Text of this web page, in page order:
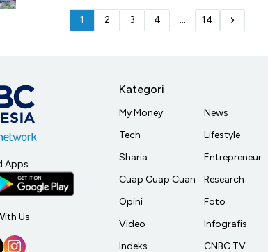
1 2 3 4 ... 14
Apps
Us
Kategori
My Money
Tech
Sharia
Cuap Cuap Cuan
Opini
Video
Indeks
News
Lifestyle
Entrepreneur
Research
Foto
Infografis
CNBC TV